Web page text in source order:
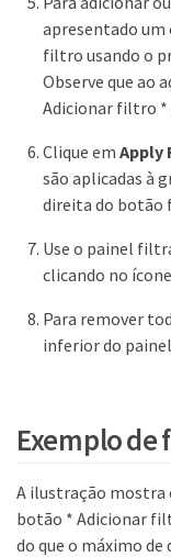
apresentado um
filtro usando o
Observe que ao
Adicionar filtro *
Clique em Apply
são aplicadas à
direita do botão
Use o painel
clicando no
Para remover
inferior do
Exemplo
A ilustração
botão * Adicionar
do que o máximo